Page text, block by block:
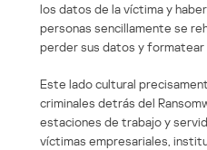
los datos de la víctima y
personas sencillamente se
perder sus datos y formatear
Este lado cultural
criminales detrás del
estaciones de trabajo y
víctimas empresariales,